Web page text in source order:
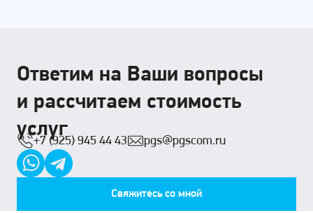
Ответим на Ваши вопросы
и рассчитаем стоимость
услуг
+7 (925) 945 44 43 pgs@pgscom.ru
Свяжитесь со мной